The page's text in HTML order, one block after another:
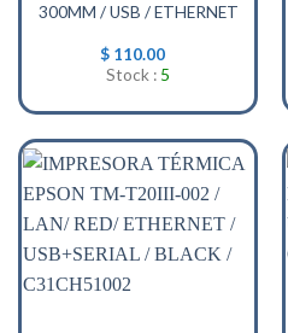
300MM / USB / ETHERNET
$110.00
Stock : 5